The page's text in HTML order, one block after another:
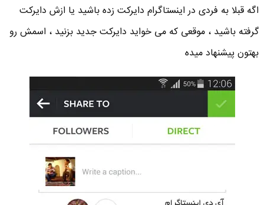
اگه قبلا به فردی در اینستاگرام دایرکت زده باشید یا ازش دایرکت
گرفته باشید ، موقعی که می خواید دایرکت جدید بزنید ، اسمش رو
بهتون پیشنهاد میده